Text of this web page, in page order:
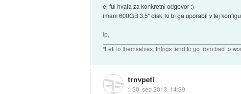
ej ful hvala za konkretni odgovor :)
imam 600GB 3,5" disk, ki bi ga uporabil v tej
lp,
"Left to themselves, things tend to go from bad to
trnvpeti
::30. sep 2013, 14:39